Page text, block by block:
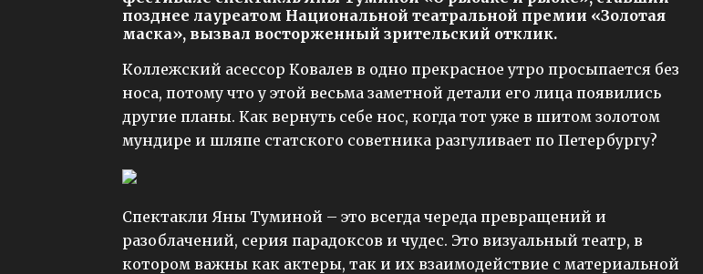
позднее лауреатом Национальной театральной премии «Золотая
маска», вызвал восторженный зрительский отклик.
Коллежский асессор Ковалев в одно прекрасное утро просыпается без
носа, потому что у этой весьма заметной детали его лица появились
другие планы. Как вернуть себе нос, когда тот уже в шитом золотом
мундире и шляпе статского советника разгуливает по Петербургу?
Спектакли Яны Туминой – это всегда череда превращений и
разоблачений, серия парадоксов и чудес. Это визуальный театр, в
котором важны как актеры, так и их взаимодействие с материальной